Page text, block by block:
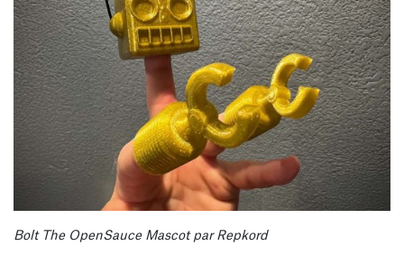
Bolt The OpenSauce Mascot par Repkord